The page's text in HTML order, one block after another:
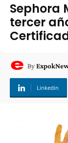
Sephora
tercer
By
Linkedin